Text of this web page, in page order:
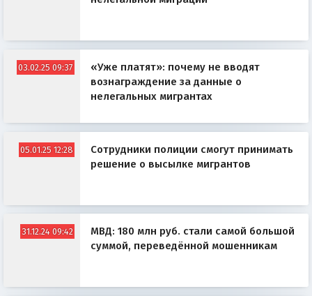
03.02.25 09:37
«Уже платят»: почему не вводят
вознаграждение за данные о
нелегальных мигрантах
05.01.25 12:28
Сотрудники полиции смогут принимать
решение о высылке мигрантов
31.12.24 09:42
МВД: 180 млн руб. стали самой большой
суммой, переведённой мошенникам